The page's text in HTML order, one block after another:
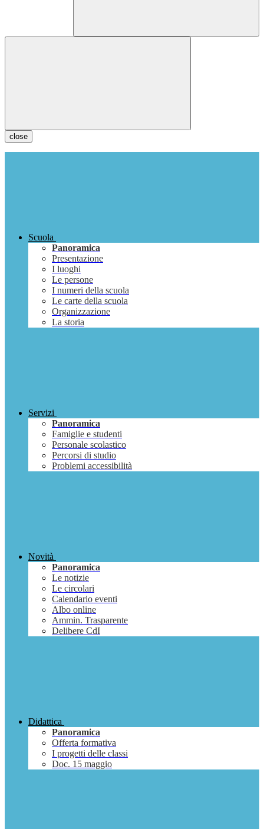
close
Scuola
Panoramica
Presentazione
I luoghi
Le persone
I numeri della scuola
Le carte della scuola
Organizzazione
La storia
Servizi
Panoramica
Famiglie e studenti
Personale scolastico
Percorsi di studio
Problemi accessibilità
Novità
Panoramica
Le notizie
Le circolari
Calendario eventi
Albo online
Ammin. Trasparente
Delibere CdI
Didattica
Panoramica
Offerta formativa
I progetti delle classi
Doc. 15 maggio